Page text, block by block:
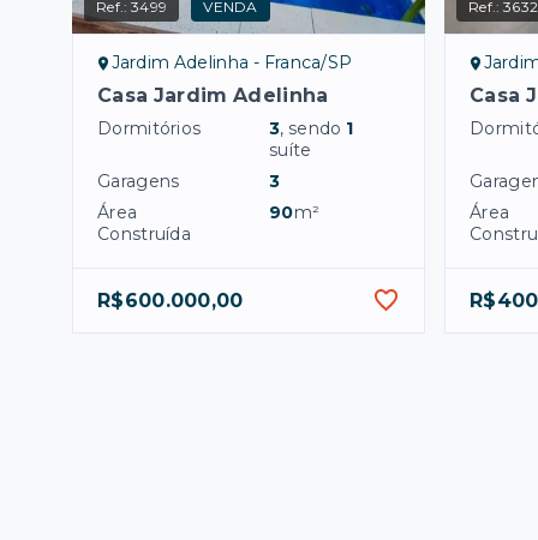
Ref.:3499 VENDA
Jardim Adelinha - Franca/SP
Casa Jardim Adelinha
Dormitórios 3, sendo 1
suíte
Garagens
3
Área
Construída
90m²
R$600.000,00
Ref.:3632
Casa
Área